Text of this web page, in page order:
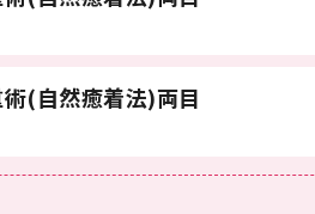
(自然癒着法)両目